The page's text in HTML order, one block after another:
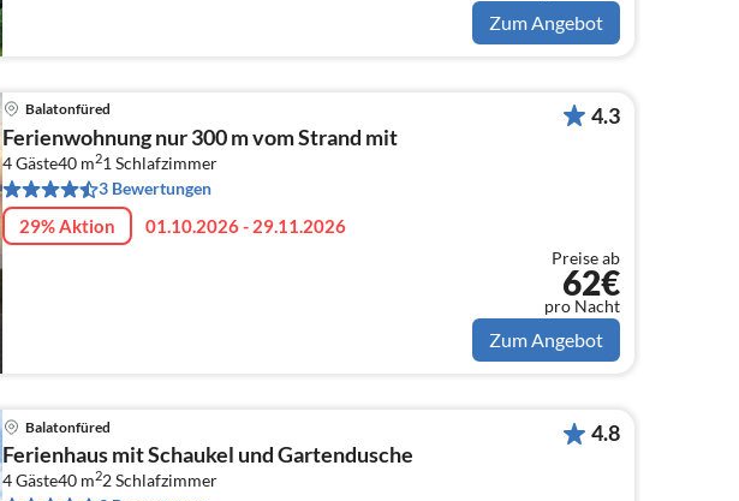
Zum Angebot
Balatonfüred
Ferienwohnung nur 300 m vom Strand mit
4 Gäste40 m21 Schlafzimmer
3 Bewertungen
29% Aktion 01.10.2026 - 29.11.2026
4.3
Preise ab
62€
pro Nacht
Zum Angebot
Balatonfüred
Ferienhaus mit Schaukel und Gartendusche
4 Gäste40 m22Schlafzimmer
4.8